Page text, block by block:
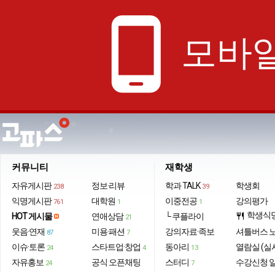
phone_android 모바
커뮤니티
자유게시판 238
익명게시판 761
HOT 게시물
웃음·연재 87
이슈·토론 24
자유홍보 24
정보·리뷰
대학원 1
연애상담 21
미용·패션 7
스타트업·창업 4
공식 오픈채팅
재학생
학과 TALK 39
이중전공 1
└ 쿠플라이
강의자료·족보
동아리 13
스터디 7
학생회
강의평가
restaurant 학생식
셔틀버스
열람실 (실
수강신청